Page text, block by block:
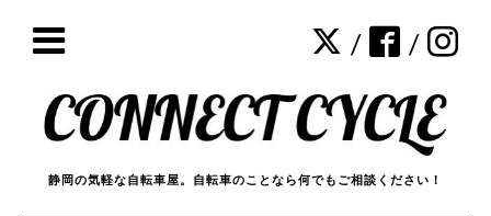
/ /
静岡の気軽な自転車屋。自転車のことなら何でもご相談ください！